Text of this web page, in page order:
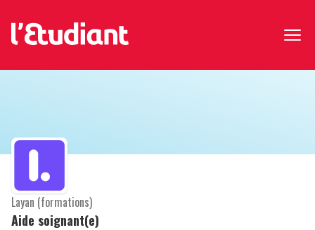
Aide soignant(e)
Layan (formations)